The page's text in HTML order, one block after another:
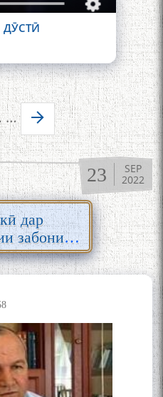
ДӮСТӢ
…
23
SEP
2022
дар
забони